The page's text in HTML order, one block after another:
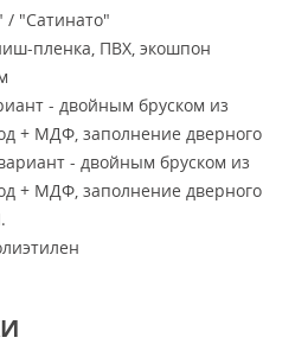
"Сатинато"
пленка, ПВХ, экошпон
- двойным бруском из
+ МДФ, заполнение дверного
- двойным бруском из
+ МДФ, заполнение дверного